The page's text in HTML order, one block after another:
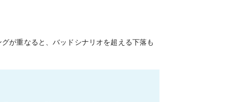
が重なると、バッドシナリオを超える下落も